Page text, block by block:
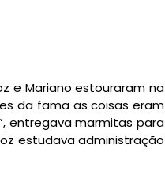
e Mariano estouraram na
da fama as coisas eram
entregava marmitas para
estudava administração